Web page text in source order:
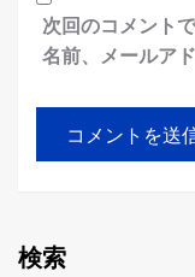
次回のコメント
名前、メールア
検索